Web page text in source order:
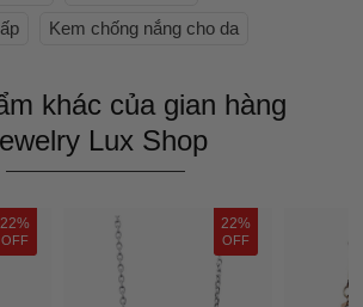
Kem chống nắng cho da
khác của gian hàng
Lux Shop
22%
OFF
22%
OFF